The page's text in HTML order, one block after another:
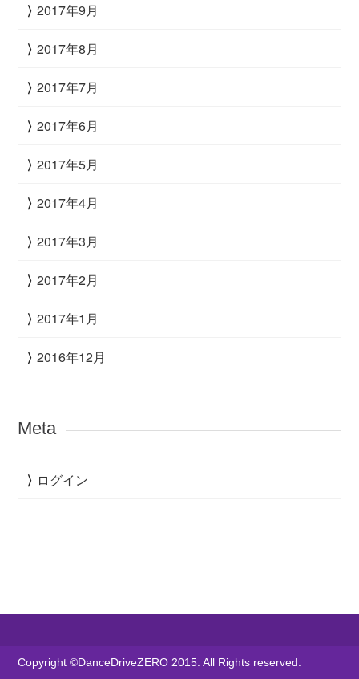
2017年9月
2017年8月
2017年7月
2017年6月
2017年5月
2017年4月
2017年3月
2017年2月
2017年1月
2016年12月
Meta
ログイン
Copyright ©DanceDriveZERO 2015. All Rights reserved.